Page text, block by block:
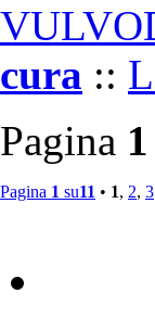
Vulvodinia.info runs best with
Mozilla Firefox
cura ::
Pagina 1
Pagina 1 su11 • 1, 2, 3